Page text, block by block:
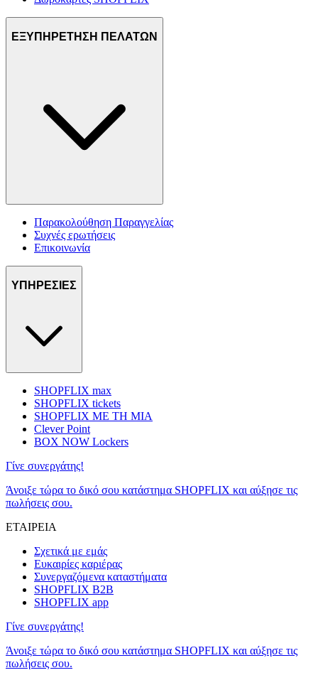
ΕΞΥΠΗΡΕΤΗΣΗ ΠΕΛΑΤΩΝ
Παρακολούθηση Παραγγελίας
Συχνές ερωτήσεις
Επικοινωνία
ΥΠΗΡΕΣΙΕΣ
SHOPFLIX max
SHOPFLIX tickets
SHOPFLIX ΜΕ ΤΗ ΜΙΑ
Clever Point
BOX NOW Lockers
Γίνε συνεργάτης!
Άνοιξε τώρα το δικό σου κατάστημα SHOPFLIX και αύξησε τις
πωλήσεις σου.
ΕΤΑΙΡΕΙΑ
Σχετικά με εμάς
Ευκαιρίες καριέρας
Συνεργαζόμενα καταστήματα
SHOPFLIX B2B
SHOPFLIX app
Γίνε συνεργάτης!
Άνοιξε τώρα το δικό σου κατάστημα SHOPFLIX και αύξησε τις
πωλήσεις σου.